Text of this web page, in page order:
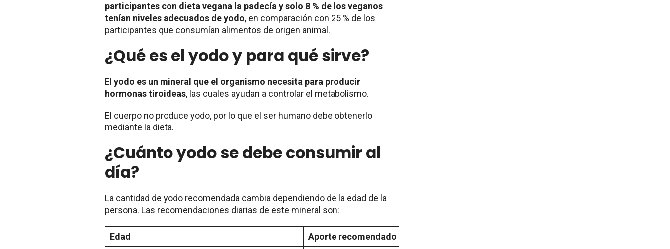
participantes con dieta vegana la padecía y solo 8 % de los veganos
tenían niveles adecuados de yodo, en comparación con 25 % de los
participantes que consumían alimentos de origen animal.
¿Qué es el yodo y para qué sirve?
El yodo es un mineral que el organismo necesita para producir
hormonas tiroideas, las cuales ayudan a controlar el metabolismo.
El cuerpo no produce yodo, por lo que el ser humano debe obtenerlo
mediante la dieta.
¿Cuánto yodo se debe consumir al
día?
La cantidad de yodo recomendada cambia dependiendo de la edad de la
persona. Las recomendaciones diarias de este mineral son:
Edad
Aporte recomendado